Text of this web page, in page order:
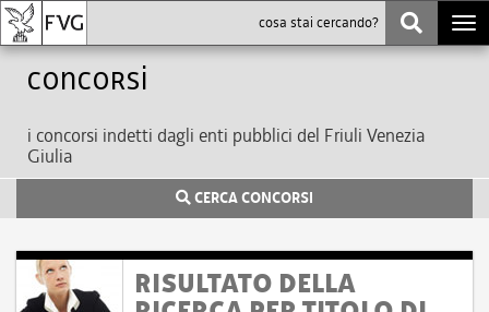
Concorsi
i concorsi indetti dagli enti pubblici del Friuli Venezia
Giulia
CERCA CONCORSI
RISULTATO DELLA